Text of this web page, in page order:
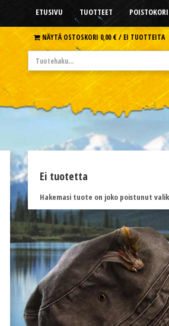
ETUSIVU TUOTTEET POISTOKORI
NÄYTÄ OSTOSKORI 0,00 € /EI TUOTTEITA
Ei tuotetta
Hakemasi tuote on joko poistunut